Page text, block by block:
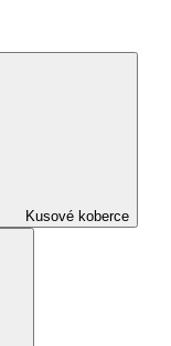
Kusové koberce